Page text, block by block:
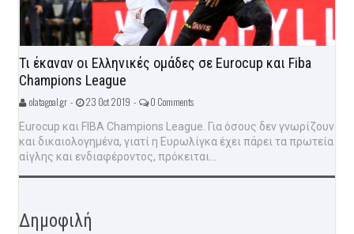
Τι έκαναν οι Ελληνικές ομάδες σε Eurocup και Fiba
Champions League
olatagoal.gr - 23 Oct 2019 - 0 Comments
Eurocup και FIBA Champions League. Για όσους δεν γνωρίζουν
και δικαιολογημένα, γιατί η Ευρωλίγκα έχει πάρει τα πρωτεία
αίγλης και ενδιαφέροντος, πρόκειται...
Δημοφιλή